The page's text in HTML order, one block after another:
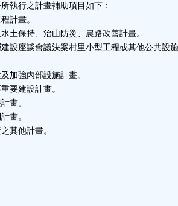
執行之計畫補助項目如下：
計畫。
土保持、治山防災、農路改善計畫。
設座談會議決案村里小型工程或其他公共設
加強內部設施計畫。
要建設計畫。
畫。
畫。
其他計畫。